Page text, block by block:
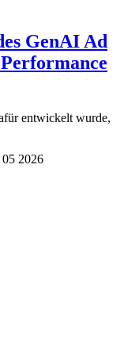
GenAI Ad
entwickelt wurde,
2026